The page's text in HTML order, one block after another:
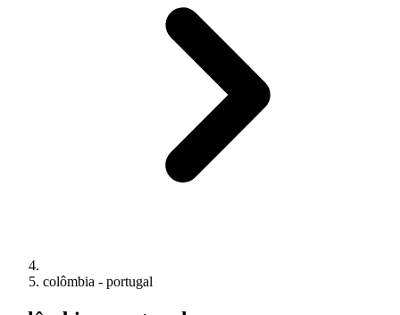
colômbia - portugal